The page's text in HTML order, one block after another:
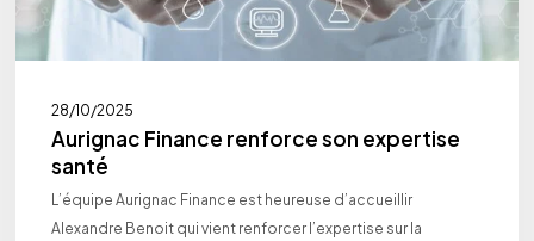
28/10/2025
Aurignac Finance renforce son expertise
santé
L’équipe Aurignac Finance est heureuse d’accueillir
Alexandre Benoit qui vient renforcer l’expertise sur la